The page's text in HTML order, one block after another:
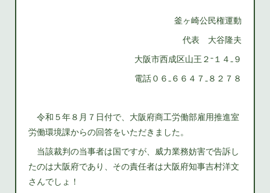
釜ヶ崎公民権運動
代表 大谷隆夫
大阪市西成区山王２⁻１４₋９
電話０６₋６６４７₋８２７８
令和５年８月７日付で、大阪府商工労働部雇用推進室
労働環境課からの回答をいただきました。
当該裁判の当事者は国ですが、威力業務妨害で告訴し
たのは大阪府であり、その責任者は大阪府知事吉村洋文
さんでしょ！